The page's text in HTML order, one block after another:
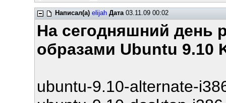
Написал(а) elijah Дата03.11.09 00:02
На сегодняшний день
образами Ubuntu 9.10
ubuntu-9.10-alternate-